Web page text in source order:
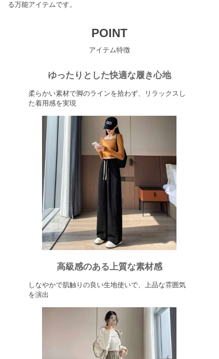
る万能アイテムです。
POINT
アイテム特徴
ゆったりとした快適な履き心地
柔らかい素材で脚のラインを拾わず、リラックスし
た着用感を実現
高級感のある上質な素材感
しなやかで肌触りの良い生地使いで、上品な雰囲気
を演出